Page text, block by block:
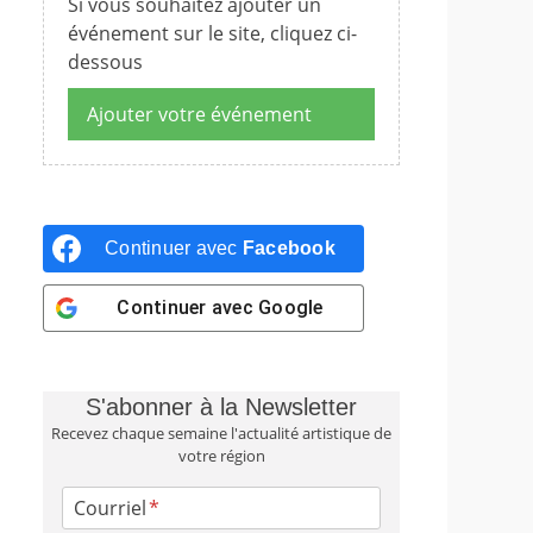
événement sur le site, cliquez ci-
dessous
Ajouter votre événement
Continuer avec Facebook
Continuer avec Google
S'abonner à la Newsletter
Recevez chaque semaine l'actualité artistique de
votre région
Courriel